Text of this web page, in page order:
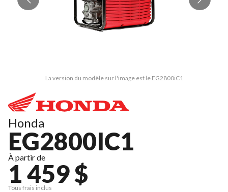
La version du modèle sur l'image est le EG2800iC1
Honda
EG2800IC1
À partir de
1 459 $
Tous frais inclus